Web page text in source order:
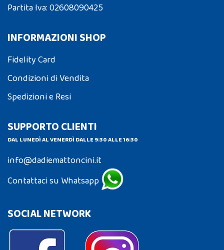
Partita Iva: 02608090425
INFORMAZIONI SHOP
Fidelity Card
Condizioni di Vendita
Spedizioni e Resi
SUPPORTO CLIENTI
DAL LUNEDÌ AL VENERDÌ DALLE 9:30 ALLE 16:30
info@dadiemattoncini.it
Contattaci su Whatsapp
SOCIAL NETWORK